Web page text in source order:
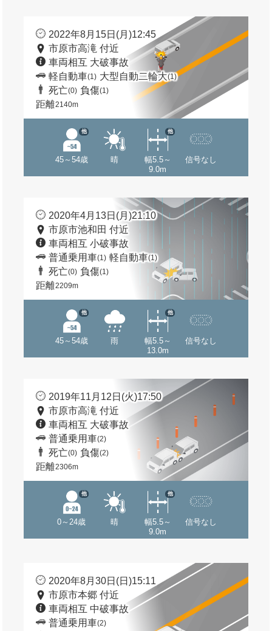
2022年8月15日(月)12:45
市原市高滝 付近
車両相互 大破事故
軽自動車(1) 大型自動二輪大(1)
死亡(0) 負傷(1)
距離2140m
45～54歳
他
晴
幅5.5～
9.0m
他
信号なし
2020年4月13日(月)21:10
市原市池和田 付近
車両相互 小破事故
普通乗用車(1) 軽自動車(1)
死亡(0) 負傷(1)
距離2209m
45～54歳
他
雨
幅5.5～
13.0m
他
信号なし
2019年11月12日(火)17:50
市原市高滝 付近
車両相互 大破事故
普通乗用車(2)
死亡(0) 負傷(2)
距離2306m
0～24歳
他
晴
幅5.5～
9.0m
他
信号なし
2020年8月30日(日)15:11
市原市本郷 付近
車両相互 中破事故
普通乗用車(2)